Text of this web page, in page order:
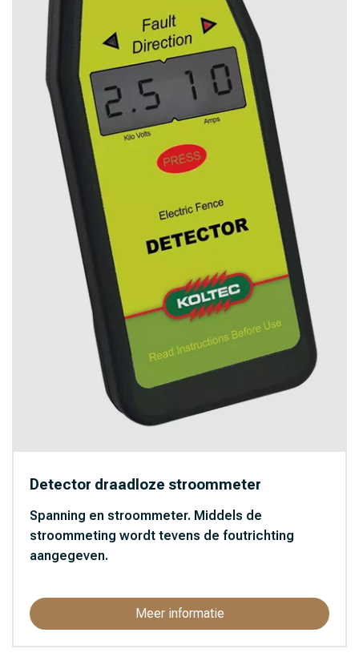
Detector draadloze stroommeter
Spanning en stroommeter. Middels de
stroommeting wordt tevens de foutrichting
aangegeven.
Meer informatie